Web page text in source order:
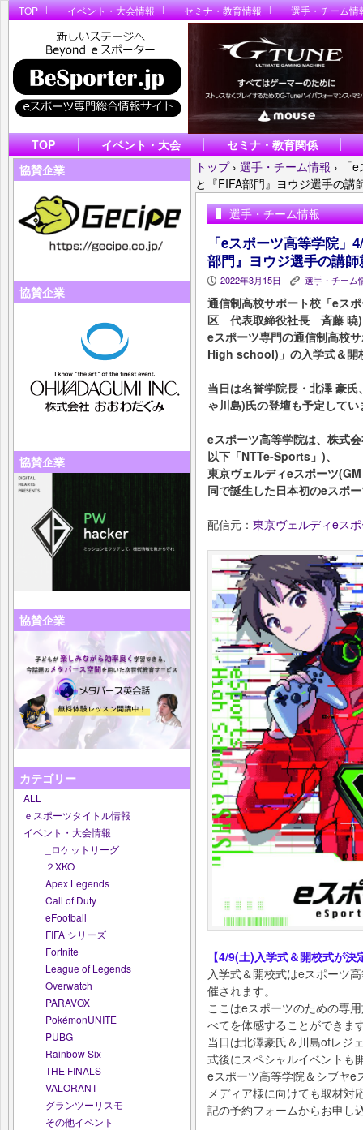
TOP イベント・大会情報 セミナ・教育情報 選手・チーム情
TOP イベント・大会
セミナ・教育関係
協賛企業
協賛企業
協賛企業
協賛企業
カテゴリー
ALL
ｅスポーツタイトル情報
イベント・大会情報
_ロケットリーグ
２XKO
Apex Legends
Call of Duty
eFootball
FIFA シリーズ
Fortnite
League of Legends
Overwatch
PARAVOX
PokémonUNITE
PUBG
Rainbow Six
THE FINALS
VALORANT
グランツーリスモ
その他イベント
トップ › 選手・チーム情報 ›
「
と『FIFA部門』ヨウジ選手の講
選手・チーム情報
「eスポーツ高等学院
部門』ヨウジ選手の講
P 2022年3月15日 K 選手・チーム
通信制高校サポート校「eス
区 代表取締役社長 斉藤 暁)
eスポーツ専門の通信制高校
High school)」の入学式＆開
当日は名誉学院長・北澤 豪
ゃ川島)氏の登壇も予定してい
eスポーツ高等学院は、株式
以下「NTTe-Sports」)、
東京ヴェルディeスポーツ
同で誕生した日本初のeスポ
配信元： 東京ヴェルディeス
【4/9(土)入学式＆開校式が決
入学式＆開校式はeスポーツ
催されます。
ここはeスポーツのための専
べてを体感することができま
当日は北澤豪氏＆川島ofレジ
式後にスペシャルイベントも
eスポーツ高等学院＆シブヤe
メディア様に向けても取材対
記の予約フォームからお申し